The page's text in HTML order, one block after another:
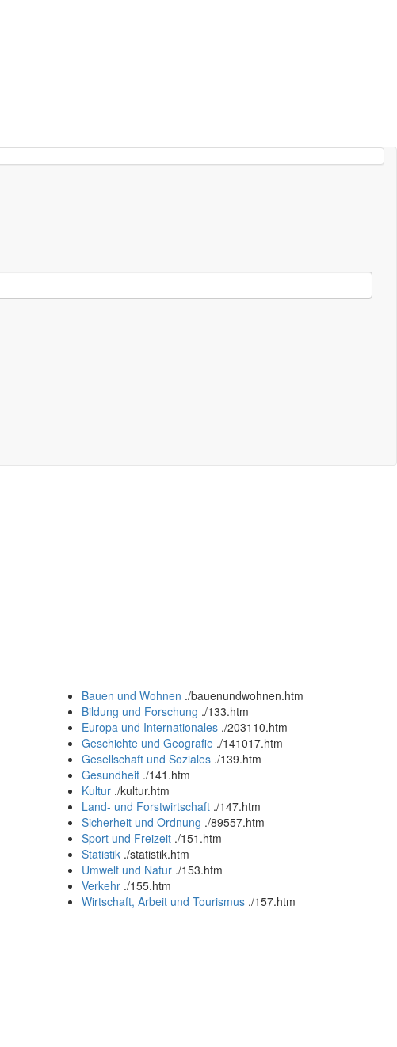
Bauen und Wohnen ./bauenundwohnen.htm
Bildung und Forschung ./133.htm
Europa und Internationales ./203110.htm
Geschichte und Geografie ./141017.htm
Gesellschaft und Soziales ./139.htm
Gesundheit ./141.htm
Kultur ./kultur.htm
Land- und Forstwirtschaft ./147.htm
Sicherheit und Ordnung ./89557.htm
Sport und Freizeit ./151.htm
Statistik ./statistik.htm
Umwelt und Natur ./153.htm
Verkehr ./155.htm
Wirtschaft, Arbeit und Tourismus ./157.htm